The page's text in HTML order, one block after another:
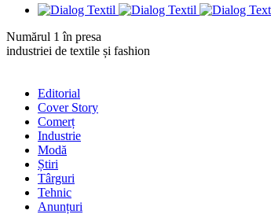
Numărul 1 în presa
industriei de textile și fashion
Editorial
Cover Story
Comerț
Industrie
Modă
Știri
Târguri
Tehnic
Anunțuri